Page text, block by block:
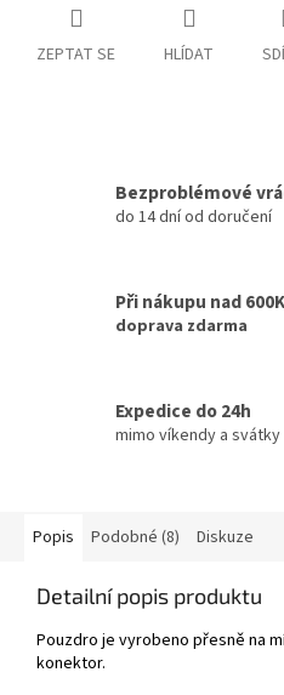
ZEPTAT SE HLÍDAT
Bezproblémové
do 14 dní od doručení
Při nákupu nad
doprava zdarma
Expedice do 24h
mimo víkendy a svátky
Popis Podobné (8) Diskuze
Detailní popis produktu
Pouzdro je vyrobeno přesně na
konektor.